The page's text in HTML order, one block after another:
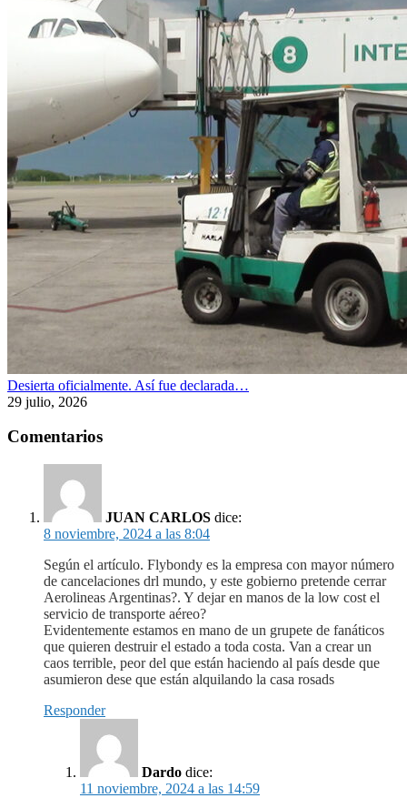
Desierta oficialmente. Así fue declarada…
29 julio, 2026
Comentarios
JUAN CARLOS dice:
8 noviembre, 2024 a las 8:04
Según el artículo. Flybondy es la empresa con mayor número
de cancelaciones drl mundo, y este gobierno pretende cerrar
Aerolineas Argentinas?. Y dejar en manos de la low cost el
servicio de transporte aéreo?
Evidentemente estamos en mano de un grupete de fanáticos
que quieren destruir el estado a toda costa. Van a crear un
caos terrible, peor del que están haciendo al país desde que
asumieron dese que están alquilando la casa rosads
Responder
Dardo dice:
11 noviembre, 2024 a las 14:59